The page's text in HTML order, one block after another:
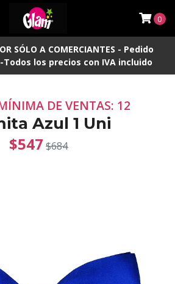
SÓLO A COMERCIANTES - Pedido
Todos los precios con IVA incluido
0
DE VENTAS: 12
Azul 1 Uni
$547 $684